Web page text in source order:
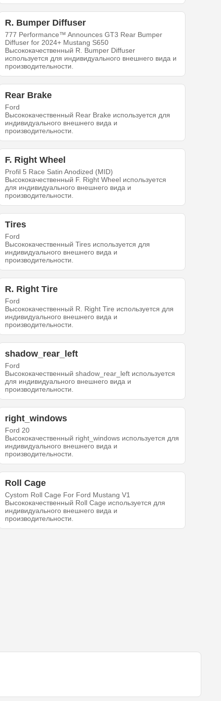
R. Bumper Diffuser
777 Performance™ Announces GT3 Rear Bumper
Diffuser for 2024+ Mustang S650
Высококачественный R. Bumper Diffuser
используется для индивидуального внешнего вида и
производительности.
Rear Brake
Ford
Высококачественный Rear Brake используется для
индивидуального внешнего вида и
производительности.
F. Right Wheel
Profil 5 Race Satin Anodized (MID)
Высококачественный F. Right Wheel используется
для индивидуального внешнего вида и
производительности.
Tires
Ford
Высококачественный Tires используется для
индивидуального внешнего вида и
производительности.
R. Right Tire
Ford
Высококачественный R. Right Tire используется для
индивидуального внешнего вида и
производительности.
shadow_rear_left
Ford
Высококачественный shadow_rear_left используется
для индивидуального внешнего вида и
производительности.
right_windows
Ford 20
Высококачественный right_windows используется для
индивидуального внешнего вида и
производительности.
Roll Cage
Cystom Roll Cage For Ford Mustang V1
Высококачественный Roll Cage используется для
индивидуального внешнего вида и
производительности.